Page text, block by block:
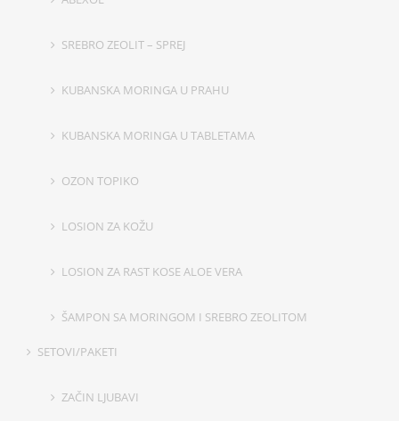
SREBRO ZEOLIT – SPREJ
KUBANSKA MORINGA U PRAHU
KUBANSKA MORINGA U TABLETAMA
OZON TOPIKO
LOSION ZA KOŽU
LOSION ZA RAST KOSE ALOE VERA
ŠAMPON SA MORINGOM I SREBRO ZEOLITOM
SETOVI/PAKETI
ZAČIN LJUBAVI